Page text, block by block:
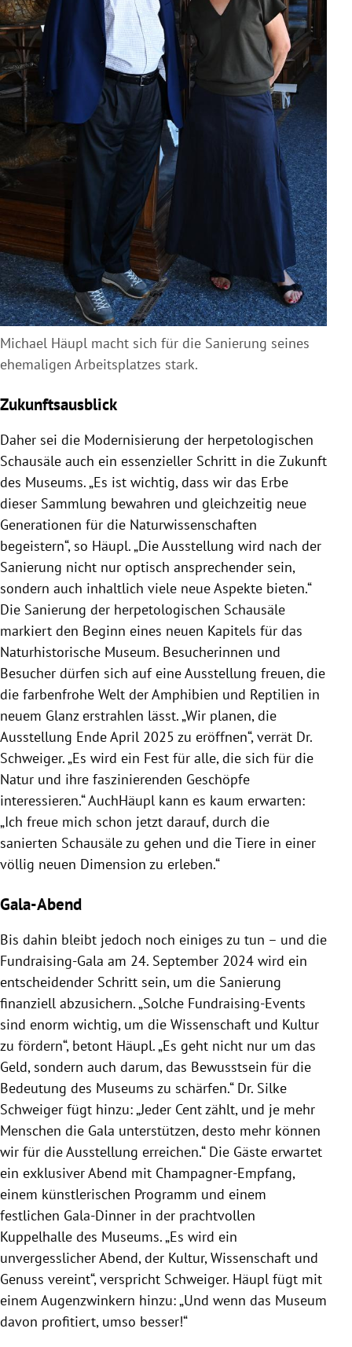
Michael Häupl macht sich für die Sanierung seines
ehemaligen Arbeitsplatzes stark.
Zukunftsausblick
Daher sei die Modernisierung der herpetologischen
Schausäle auch ein essenzieller Schritt in die Zukunft
des Museums. „Es ist wichtig, dass wir das Erbe
dieser Sammlung bewahren und gleichzeitig neue
Generationen für die Naturwissenschaften
begeistern“, so Häupl. „Die Ausstellung wird nach der
Sanierung nicht nur optisch ansprechender sein,
sondern auch inhaltlich viele neue Aspekte bieten.“
Die Sanierung der herpetologischen Schausäle
markiert den Beginn eines neuen Kapitels für das
Naturhistorische Museum. Besucherinnen und
Besucher dürfen sich auf eine Ausstellung freuen, die
die farbenfrohe Welt der Amphibien und Reptilien in
neuem Glanz erstrahlen lässt. „Wir planen, die
Ausstellung Ende April 2025 zu eröffnen“, verrät Dr.
Schweiger. „Es wird ein Fest für alle, die sich für die
Natur und ihre faszinierenden Geschöpfe
interessieren.“ AuchHäupl kann es kaum erwarten:
„Ich freue mich schon jetzt darauf, durch die
sanierten Schausäle zu gehen und die Tiere in einer
völlig neuen Dimension zu erleben.“
Gala-Abend
Bis dahin bleibt jedoch noch einiges zu tun – und die
Fundraising-Gala am 24. September 2024 wird ein
entscheidender Schritt sein, um die Sanierung
finanziell abzusichern. „Solche Fundraising-Events
sind enorm wichtig, um die Wissenschaft und Kultur
zu fördern“, betont Häupl. „Es geht nicht nur um das
Geld, sondern auch darum, das Bewusstsein für die
Bedeutung des Museums zu schärfen.“ Dr. Silke
Schweiger fügt hinzu: „Jeder Cent zählt, und je mehr
Menschen die Gala unterstützen, desto mehr können
wir für die Ausstellung erreichen.“ Die Gäste erwartet
ein exklusiver Abend mit Champagner-Empfang,
einem künstlerischen Programm und einem
festlichen Gala-Dinner in der prachtvollen
Kuppelhalle des Museums. „Es wird ein
unvergesslicher Abend, der Kultur, Wissenschaft und
Genuss vereint“, verspricht Schweiger. Häupl fügt mit
einem Augenzwinkern hinzu: „Und wenn das Museum
davon profitiert, umso besser!“